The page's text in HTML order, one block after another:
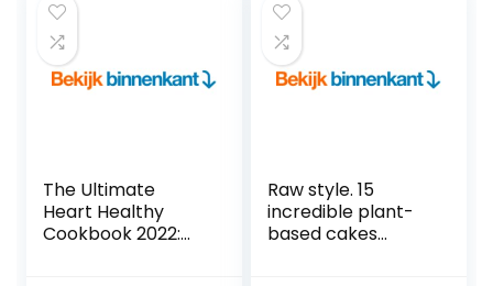
The Ultimate
Heart Healthy
Cookbook 2022:
Raw style. 15
incredible plant-
based cakes